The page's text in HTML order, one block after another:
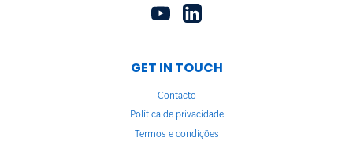
GET IN TOUCH
Contacto
Política de privacidade
Termos e condições